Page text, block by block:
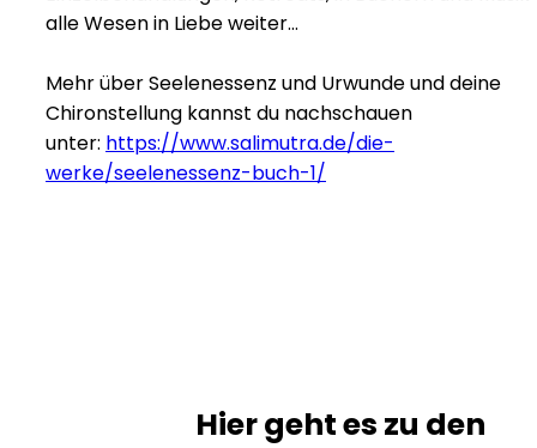
alle Wesen in Liebe weiter…
Mehr über Seelenessenz und Urwunde und deine
Chironstellung kannst du nachschauen
unter: https://www.salimutra.de/die-
werke/seelenessenz-buch-1/
Hier geht es zu den